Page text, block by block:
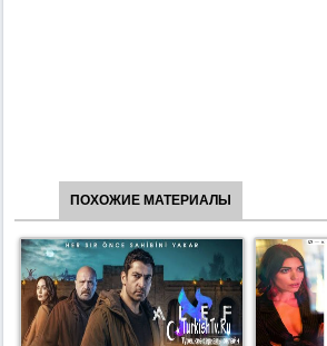
ПОХОЖИЕ МАТЕРИАЛЫ